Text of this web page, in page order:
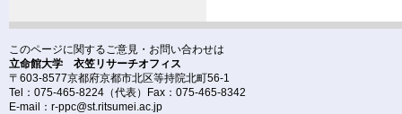
このページに関するご意見・お問い合わせは
立命館大学 衣笠リサーチオフィス
〒603-8577京都府京都市北区等持院北町56-1
Tel：075-465-8224（代表）Fax：075-465-8342
E-mail：r-ppc@st.ritsumei.ac.jp